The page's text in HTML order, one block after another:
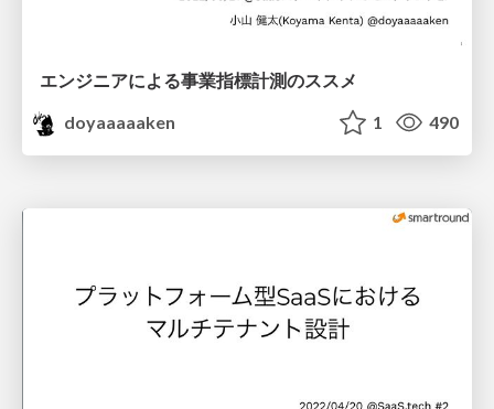
エンジニアによる事業指標計測のススメ
doyaaaaaken
1 490